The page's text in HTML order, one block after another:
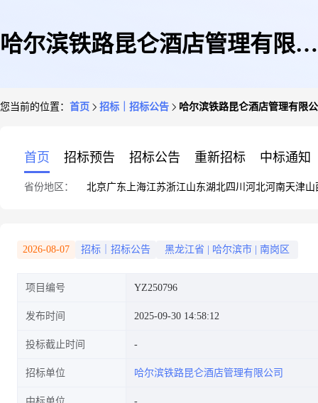
哈尔滨铁路昆仑酒店管理有限公
您当前的位置： 首页 招标｜招标公告 哈尔滨铁路昆仑酒店管理有限
首页 招标预告 招标公告 重新招标 中标通知
省份地区： 北京广东 上海江苏浙江山东湖北四川 河北河南天津山
2026-08-07 招标｜招标公告 黑龙江省 哈尔滨市 南岗区
项目编号 YZ250796
发布时间 2025-09-30 14:58:12
投标截止时间
招标单位 哈尔滨铁路昆仑酒店管理有限公司